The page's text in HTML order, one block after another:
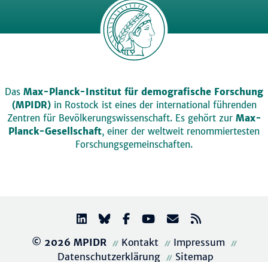
Das Max-Planck-Institut für demografische Forschung
(MPIDR)in Rostock ist eines der international führenden
Zentren für Bevölkerungswissenschaft. Es gehört zur Max-
Planck-Gesellschaft, einer der weltweit renommiertesten
Forschungsgemeinschaften.
© 2026 MPIDR Kontakt
Impressum
Datenschutzerklärung
Sitemap